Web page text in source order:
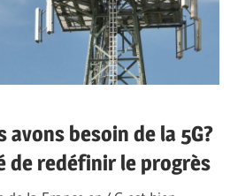
avons besoin de la 5G?
de redéfinir le progrès